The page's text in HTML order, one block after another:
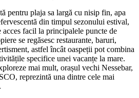
pentru plaja sa largă cu nisip fin, apa
din timpul sezonului estival,
facil la principalele puncte de
se regăsesc restaurante, baruri,
astfel încât oaspeții pot combina
specifice unei vacanțe la mare.
mai mult, orașul vechi Nessebar,
reprezintă una dintre cele mai